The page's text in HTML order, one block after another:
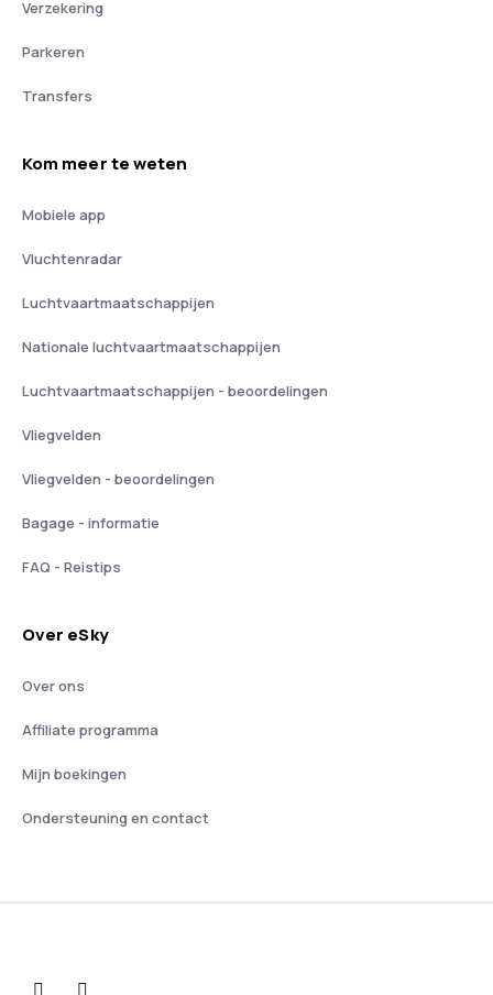
Verzekering
Parkeren
Transfers
Kom meer te weten
Mobiele app
Vluchtenradar
Luchtvaartmaatschappijen
Nationale luchtvaartmaatschappijen
Luchtvaartmaatschappijen - beoordelingen
Vliegvelden
Vliegvelden - beoordelingen
Bagage - informatie
FAQ - Reistips
Over eSky
Over ons
Affiliate programma
Mijn boekingen
Ondersteuning en contact